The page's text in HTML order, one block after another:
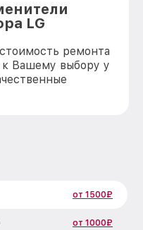
LG
ремонта
Вашему выбору у
от 1500₽
от 1000₽